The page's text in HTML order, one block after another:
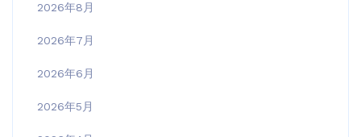
2026年8月
2026年7月
2026年6月
2026年5月